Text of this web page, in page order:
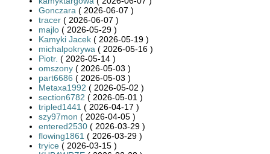
Gonczara ( 2026-06-07 )
tracer ( 2026-06-07 )
majlo ( 2026-05-29 )
Kamyki Jacek ( 2026-05-19 )
michalpokrywa ( 2026-05-16 )
Piotr. ( 2026-05-14 )
omszony ( 2026-05-03 )
part6686 ( 2026-05-03 )
Metaxa1992 ( 2026-05-02 )
section6782 ( 2026-05-01 )
tripled1441 ( 2026-04-17 )
szy97mon ( 2026-04-05 )
entered2530 ( 2026-03-29 )
flowing1861 ( 2026-03-29 )
tryice ( 2026-03-15 )